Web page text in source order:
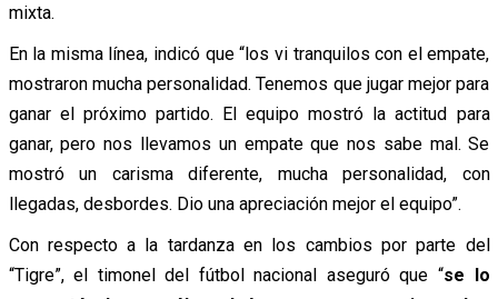
mixta.
En la misma línea, indicó que “los vi tranquilos con el empate,
mostraron mucha personalidad. Tenemos que jugar mejor para
ganar el próximo partido. El equipo mostró la actitud para
ganar, pero nos llevamos un empate que nos sabe mal. Se
mostró un carisma diferente, mucha personalidad, con
llegadas, desbordes. Dio una apreciación mejor el equipo”.
Con respecto a la tardanza en los cambios por parte del
“Tigre”, el timonel del fútbol nacional aseguró que “se lo